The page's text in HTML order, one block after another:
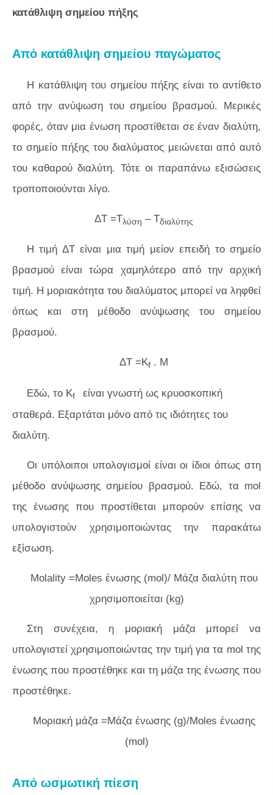
κατάθλιψη σημείου πήξης
Από κατάθλιψη σημείου παγώματος
Η κατάθλιψη του σημείου πήξης είναι το αντίθετο
από την ανύψωση του σημείου βρασμού. Μερικές
φορές, όταν μια ένωση προστίθεται σε έναν διαλύτη,
το σημείο πήξης του διαλύματος μειώνεται από αυτό
του καθαρού διαλύτη. Τότε οι παραπάνω εξισώσεις
τροποποιούνται λίγο.
ΔT =Τλύση – Tδιαλύτης
Η τιμή ΔT είναι μια τιμή μείον επειδή το σημείο
βρασμού είναι τώρα χαμηλότερο από την αρχική
τιμή. Η μοριακότητα του διαλύματος μπορεί να ληφθεί
όπως και στη μέθοδο ανύψωσης του σημείου
βρασμού.
ΔT =Kf . M
Εδώ, το Kf
είναι γνωστή ως κρυοσκοπική
σταθερά. Εξαρτάται μόνο από τις ιδιότητες του
διαλύτη.
Οι υπόλοιποι υπολογισμοί είναι οι ίδιοι όπως στη
μέθοδο ανύψωσης σημείου βρασμού. Εδώ, τα mol
της ένωσης που προστίθεται μπορούν επίσης να
υπολογιστούν χρησιμοποιώντας την παρακάτω
εξίσωση.
Molality =Moles ένωσης (mol)/ Μάζα διαλύτη που
χρησιμοποιείται (kg)
Στη συνέχεια, η μοριακή μάζα μπορεί να
υπολογιστεί χρησιμοποιώντας την τιμή για τα mol της
ένωσης που προστέθηκε και τη μάζα της ένωσης που
προστέθηκε.
Μοριακή μάζα =Μάζα ένωσης (g)/Moles ένωσης
(mol)
Από ωσμωτική πίεση